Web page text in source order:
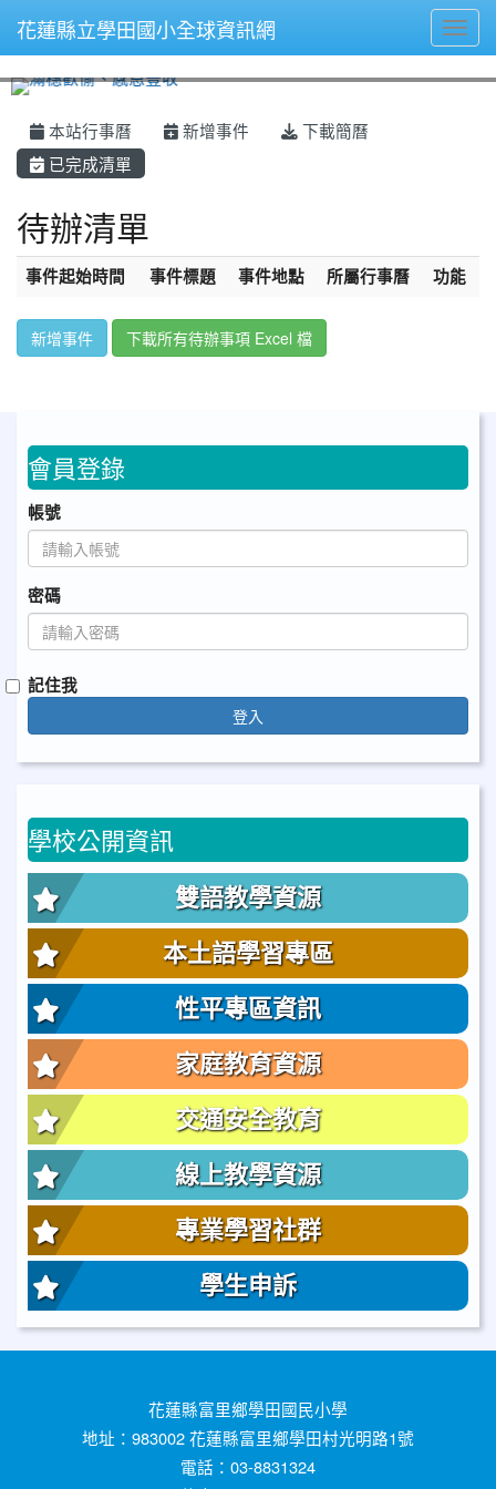
花蓮縣立學田國小全球資訊網
本站行事曆 新增事件
下載簡曆
已完成清單
待辦清單
事件起始時間 事件標題 事件地點 所屬行事曆 功能
新增事件 下載所有待辦事項 Excel 檔
會員登錄
帳號
密碼
記住我
登入
學校公開資訊
雙語教學資源
本土語學習專區
性平專區資訊
家庭教育資源
交通安全教育
線上教學資源
專業學習社群
學生申訴
花蓮縣富里鄉學田國民小學
地址：983002 花蓮縣富里鄉學田村光明路1號
電話：03-8831324